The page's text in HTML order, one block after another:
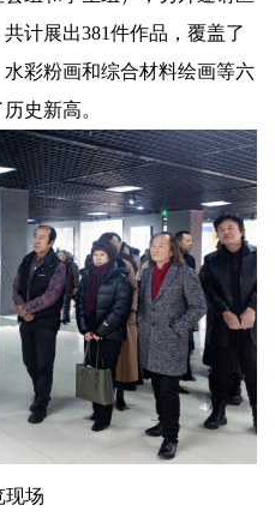
计展出381件作品，覆盖了
彩粉画和综合材料绘画等六
史新高。
现场